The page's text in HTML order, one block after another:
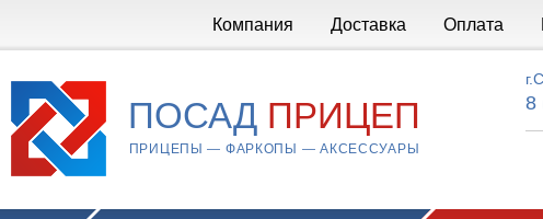
Компания Доставка Оплата
ПОСАД ПРИЦЕП
ПРИЦЕПЫ — ФАРКОПЫ — АКСЕССУАРЫ
8